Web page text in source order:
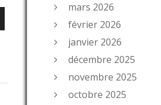
mars 2026
février 2026
janvier 2026
décembre 2025
novembre 2025
octobre 2025